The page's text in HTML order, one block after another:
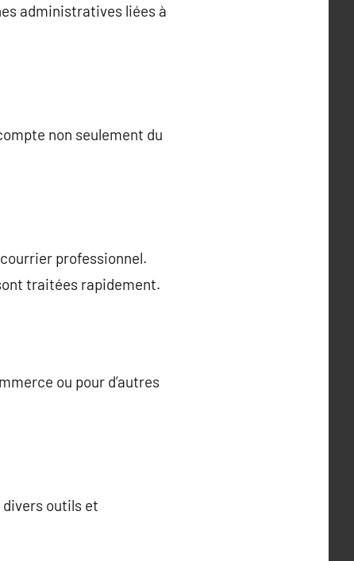
administratives liées à
non seulement du
professionnel.
traitées rapidement.
ou pour d’autres
outils et